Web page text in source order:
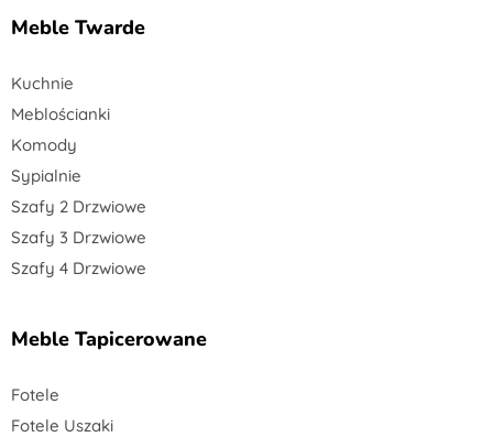
Meble Twarde
Kuchnie
Meblościanki
Komody
Sypialnie
Szafy 2 Drzwiowe
Szafy 3 Drzwiowe
Szafy 4 Drzwiowe
Meble Tapicerowane
Fotele
Fotele Uszaki